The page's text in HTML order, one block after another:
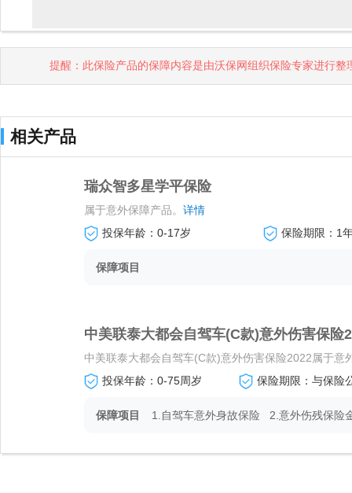
提醒：此保险产品的保障内容是由沃保网组织保险专家进行
相关产品
瑞众智多星学平保险
属于意外保障产品。 详情
投保年龄：0-17岁
保险期限：1
保障项目
中美联泰大都会自驾车(C款)意外伤害保险
中美联泰大都会自驾车(C款)意外伤害保险2022属于意
投保年龄：0-75周岁
保险期限：与保险
保障项目
1.自驾车意外身故保险
2.意外伤残保险